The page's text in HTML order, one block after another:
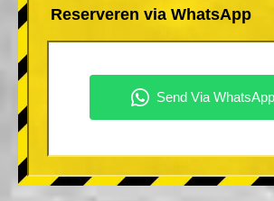
Reserveren via WhatsApp